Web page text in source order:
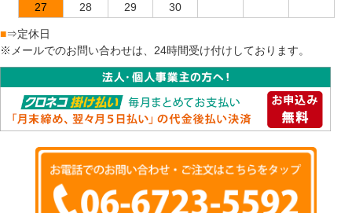
27
28 29 30
■⇒定休日
※メールでのお問い合わせは、24時間受け付けしております。